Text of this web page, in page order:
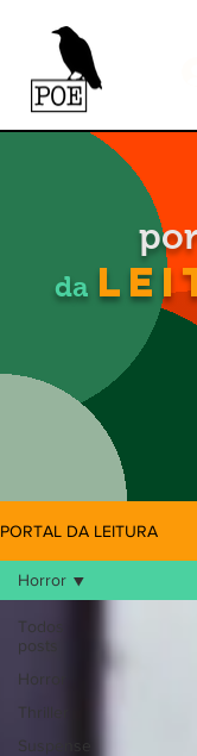
da
PORTAL DA LEITURA
Todos
posts
Horror
Thriller
Suspense
Horror